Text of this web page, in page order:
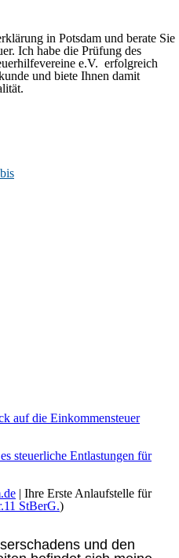
in Potsdam und berate Sie
Ich habe die Prüfung des
e.V. erfolgreich
und biete Ihnen damit
auf die Einkommensteuer
steuerliche Entlastungen für
| Ihre Erste Anlaufstelle für
StBerG.)
und den